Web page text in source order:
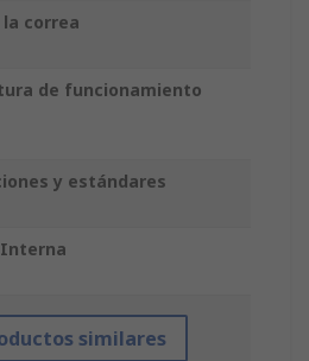
correa
de funcionamiento
y estándares
similares